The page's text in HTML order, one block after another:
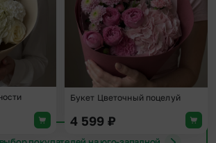
Букет Цветочный поцелуй
4 599 ₽